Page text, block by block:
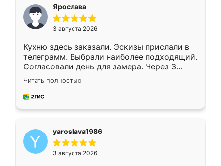
Ярослава
3 августа 2026
Кухню здесь заказали. Эскизы прислали в
телеграмм. Выбрали наиболее подходящий.
Согласовали день для замера. Через 3
недели кухня была уже готова. Остались
довольны работой. Спасибо Ренессанс
мебель за качественную работу!
Читать полностью
yaroslava1986
3 августа 2026